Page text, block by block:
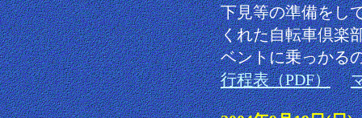
下見等の準備をし
くれた自転車倶楽
ベントに乗っかる
行程表（PDF）